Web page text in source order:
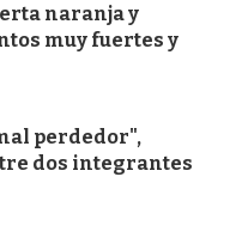
naranja y
muy fuertes y
perdedor",
dos integrantes